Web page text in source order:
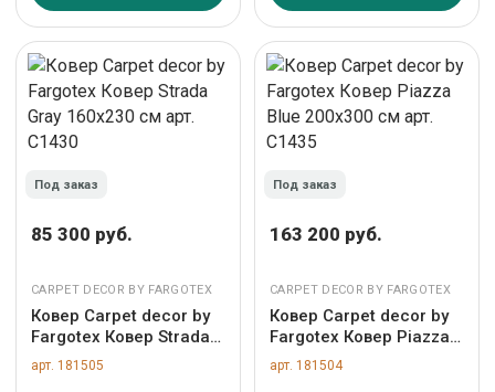
Под заказ
85 300 руб.
CARPET DECOR BY FARGOTEX
Ковер Carpet decor by
Fargotex Ковер Strada
Gray 160х230 см арт.
C1430
арт. 181505
Под заказ
163 200 руб.
CARPET DECOR BY FARGOTEX
Ковер Carpet decor by
Fargotex Ковер Piazza
Blue 200х300 см арт.
C1435
арт. 181504